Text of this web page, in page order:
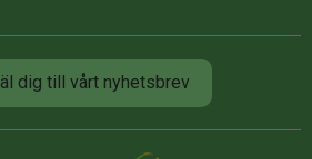
dig till vårt nyhetsbrev